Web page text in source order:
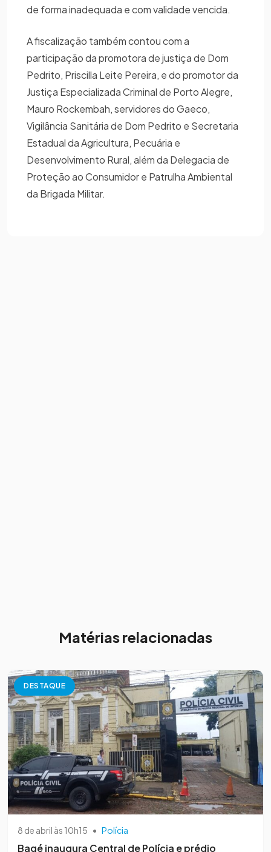
de forma inadequada e com validade vencida.
A fiscalização também contou com a
participação da promotora de justiça de Dom
Pedrito, Priscilla Leite Pereira, e do promotor da
Justiça Especializada Criminal de Porto Alegre,
Mauro Rockembah, servidores do Gaeco,
Vigilância Sanitária de Dom Pedrito e Secretaria
Estadual da Agricultura, Pecuária e
Desenvolvimento Rural, além da Delegacia de
Proteção ao Consumidor e Patrulha Ambiental
da Brigada Militar.
Matérias relacionadas
DESTAQUE
8 de abril às 10h15 • Polícia
Bagé inaugura Central de Polícia e prédio